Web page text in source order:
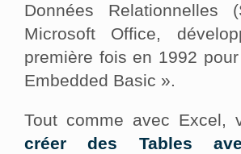
Données Relationnelles
Microsoft Office,
première fois en 1992
Embedded Basic ».
Tout comme avec Excel,
créer des Tables